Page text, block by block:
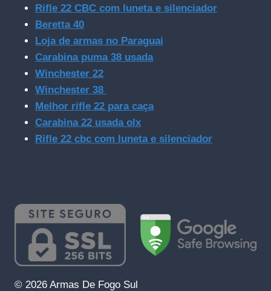
Rifle 22 CBC com luneta e silenciador
Beretta 40
Loja de armas no Paraguai
Carabina puma 38 usada
Winchester 22
Winchester 38
Melhor rifle 22 para caça
Carabina 22 usada olx
Rifle 22 cbc com luneta e silenciador
© 2026 Armas De Fogo Sul